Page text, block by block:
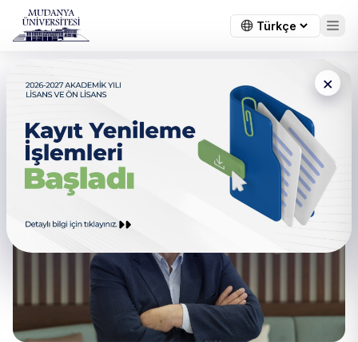
×
Mütevelli Heyeti Başkanının
Mesajı